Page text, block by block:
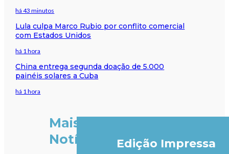
há 43 minutos
Lula culpa Marco Rubio por conflito comercial
com Estados Unidos
há 1 hora
China entrega segunda doação de 5.000
painéis solares a Cuba
há 1 hora
Mais
Notícias
Edição Impressa